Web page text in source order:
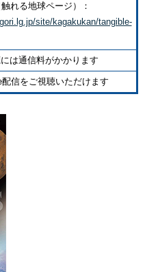
れる地球ページ）：
site/kagakukan/tangible-
は通信料がかかります
信をご視聴いただけます